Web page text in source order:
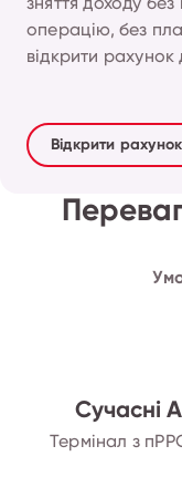
операцію, без
відкрити рахунок
Відкрити рахунок
Сучасні
Термінал з